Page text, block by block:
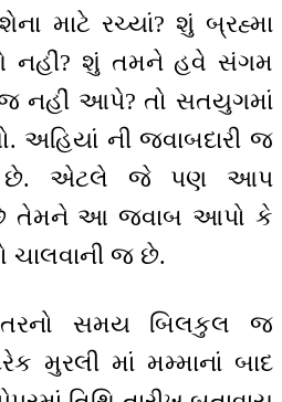
માટે રચ્યાં? શું બ્રહ્મા
નહીં? શું તમને હવે સંગમ
નહીં આપે? તો સતયુગમાં
અહિયાં ની જવાબદારી જ
છે. એટલે જે પણ આપ
છે તેમને આ જવાબ આપો કે
ચાલવાની જ છે.
સમય બિલકુલ જ
મુરલી માં મમ્માનાં બાદ